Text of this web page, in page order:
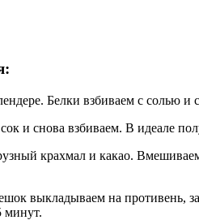
Белки взбиваем с солью
и снова взбиваем. В идеале
минут.